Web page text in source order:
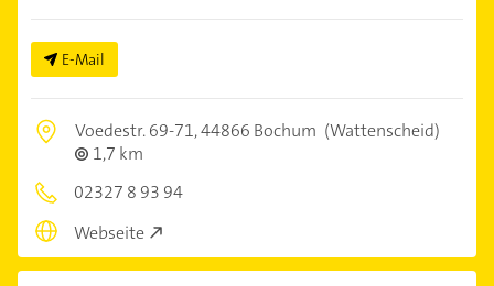
E-Mail
Voedestr. 69-71,44866 Bochum (Wattenscheid)
1,7 km
02327 8 93 94
Webseite